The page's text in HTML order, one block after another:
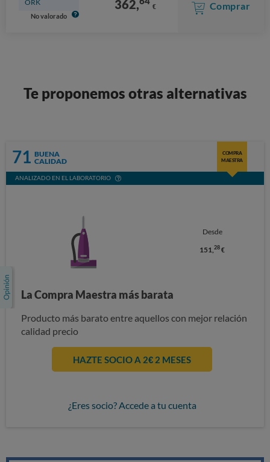
ORK
No valorado
362, € Comprar
Te proponemos otras alternativas
71 BUENA
CALIDAD
COMPRA
MAESTRA
ANALIZADO EN EL LABORATORIO
Desde
151,28 €
La Compra Maestra más barata
Producto más barato entre aquellos con mejor relación
calidad precio
HAZTE SOCIO A 2€ 2 MESES
¿Eres socio? Accede a tu cuenta